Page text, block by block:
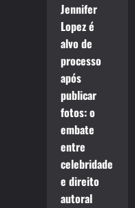
Jennifer
Lopez é
alvo de
processo
após
publicar
fotos: o
embate
entre
celebridade
e direito
autoral